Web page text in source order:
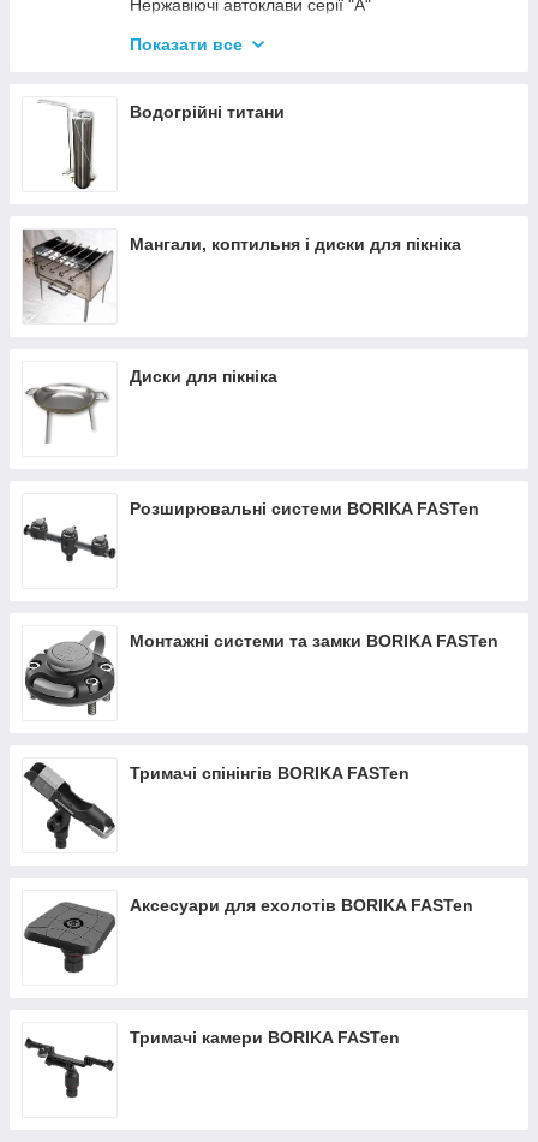
Нержавіючі автоклави серії "А"
Промислові автоклави
Комплектуючі для автоклавів
Показати все
Водогрійні титани
Мангали, коптильня і диски для пікніка
Диски для пікніка
Розширювальні системи BORIKA FASTen
Монтажні системи та замки BORIKA FASTen
Тримачі спінінгів BORIKA FASTen
Аксесуари для ехолотів BORIKA FASTen
Тримачі камери BORIKA FASTen